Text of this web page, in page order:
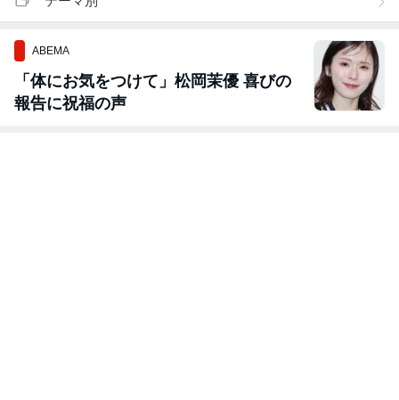
ABEMA
「体にお気をつけて」松岡茉優 喜びの
報告に祝福の声